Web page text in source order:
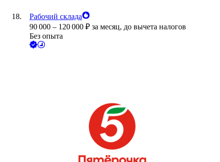
Рабочий склада
90 000 – 120 000 ₽ за месяц, до вычета налогов
Без опыта